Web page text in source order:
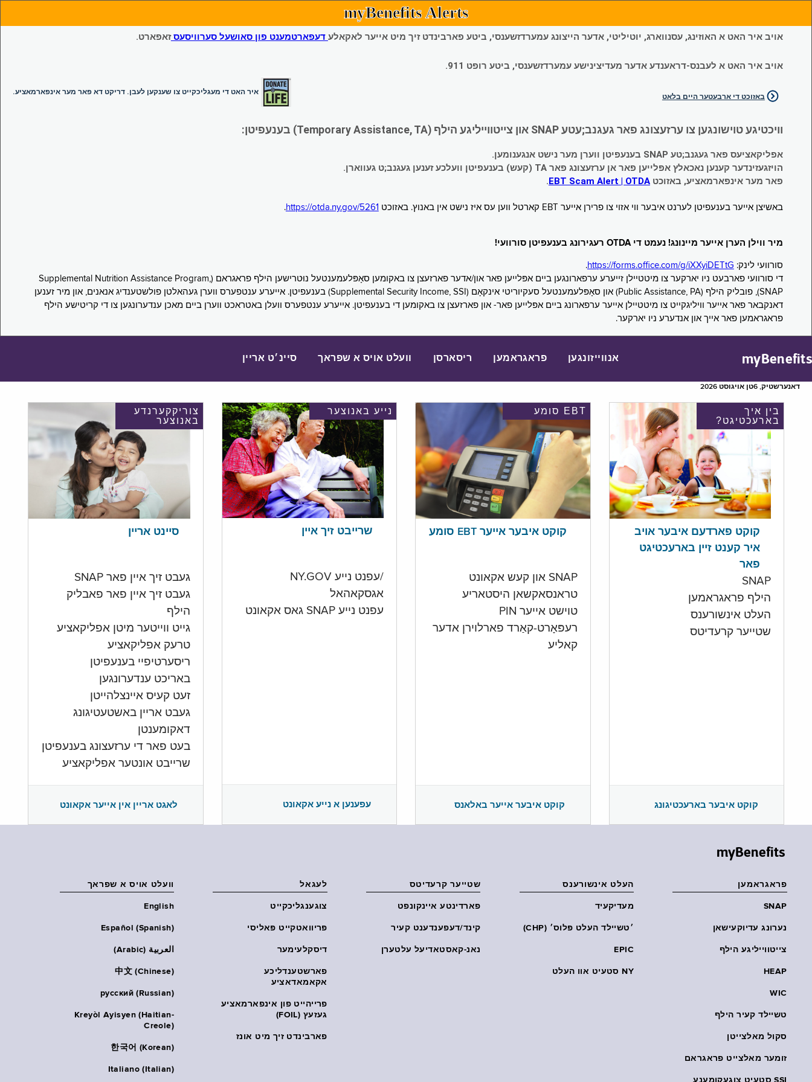
myBenefits Alerts
אויב איר האט א האוזינג, עסנווארג, יוטיליטי, אדער הייצונג עמערדזשענסי, ביטע פארבינדט זיך מיט אייער לאקאלע דעפארטמענט פון סאושעל סערוויסעסזאפארט.
אויב איר האט א לעבנס-דראענדע אדער מעדיצינישע עמערדזשענסי, ביטע רופט 911.
איר האט די מעגליכקייט צו שענקען לעבן. דריקט דא פאר מער אינפארמאציע.
באזוכט די ארבעטער היים בלאט
וויכטיגע טוישונגען צו ערזעצונג פאר געגנב;עטע SNAP און צייטווייליגע הילף (Temporary Assistance, TA) בענעפיטן:
אפליקאציעס פאר געגנב;טע SNAP בענעפיטן ווערן מער נישט אנגענומען.
הויזגעזינדער קענען נאכאלץ אפּלייען פאר אן ערזעצונג פאר TA (קעש) בענעפיטן וועלכע זענען געגנב;ט געווארן.
פאר מער אינפארמאציע, באזוכטEBT Scam Alert | OTDA
.
באשיצן אייער בענעפיטן לערנט איבער ווי אזוי צו פרירן אייער EBT קארטל ווען עס איז נישט אין באנוץ. באזוכט https://otda.ny.gov/5261
.
מיר ווילן הערן אייער מיינונג! נעמט די OTDA רעגירונג בענעפיטן סורוועי!
סורוועי לינק: https://forms.office.com/g/iXXyiDETtG
.
די סורוועי פארבעט ניו יארקער צו מיטטיילן זייערע ערפארונגען ביים אפּלייען פאר און/אדער פארזעצן צו באקומען סאָפּלעמענטעל נוּטרישען הילף פראגראם (Supplemental Nutrition Assistance Program,
SNAP), פובליק הילף (Public Assistance, PA) און סאָפּלעמענטעל סעקיוריטי אינקאָם (Supplemental Security Income, SSI) בענעפיטן. אייערע ענטפערס ווערן געהאלטן פולשטענדיג אנאנים, און מיר זענען
דאנקבאר פאר אייער וויליגקייט צו מיטטיילן אייער ערפארונג ביים אפּלייען פאר- און פארזעצן צו באקומען די בענעפיטן. אייערע ענטפערס וועלן באטראכט ווערן ביים מאכן ענדערונגען צו די קריטישע הילף
פראגראמען פאר אייך און אנדערע ניו יארקער.
myBenefits אנווייזונגען פראגראמען ריסארסן וועלט אויס א שפראך סיינ׳ט אריין
דאנערשטיק, 6טן אויגוסט 2026
צוריקקערנדע
באנוצער
סיינט אריין
געבט זיך איין פאר SNAP
געבט זיך איין פאר פאבליק
הילף
גייט ווייטער מיטן אפליקאציע
טרעק אפליקאציע
ריסערטיפיי בענעפיטן
באריכט ענדערונגען
זעט קעיס איינצלהייטן
געבט אריין באשטעטיגונג
דאקומענטן
בעט פאר די ערזעצונג בענעפיטן
שרייבט אונטער אפליקאציע
לאגט אריין אין אייער אקאונט
נייע באנוצער
שרייבט זיך איין
/עפנט נייע NY.GOV
אגסקאהאל
עפנט נייע SNAP גאס אקאונט
עפענען א נייע אקאונט
EBT סומע
קוקט איבער אייער EBT סומע
SNAP און קעש אקאונט
טראנסאקשאן היסטאריע
טוישט אייער PIN
רעפּאָרט-קאַרד פארלוירן אדער
קאליע
קוקט איבער אייער באלאנס
בין איך
בארעכטיגט?
קוקט פארדעם איבער אויב
איר קענט זיין בארעכטיגט
פאר
SNAP
הילף פראגראמען
העלט אינשורענס
שטייער קרעדיטס
קוקט איבער בארעכטיגונג
myBenefits
פראגראמען
SNAP
נערונג עדיוקעישאן
צייטווייליגע הילף
HEAP
WIC
טשיילד קעיר הילף
סקול מאלצייטן
זומער מאלצייט פראגראם
SSI סטעיט צוגעקומענע
העלט אינשורענס
מעדיקעיד
׳טשיילד העלט פּלוס׳ (CHP)
EPIC
NY סטעיט אוו העלט
שטייער קרעדיטס
פארדינטע איינקונפט
קינד/דעפענדענט קעיר
נאנ-קאסטאדיעל עלטערן
לעגאל
צוגענגליכקייט
פּריוואטקייט פּאליסי
דיסקלעימער
פארשטענדליכע
אקאמאדאציע
פרייהייט פון אינפארמאציע
געזעץ (FOIL)
פארבינדט זיך מיט אונז
וועלט אויס א שפראך
English
Español (Spanish)
العربية (Arabic)
中文 (Chinese)
русский (Russian)
Kreyòl Ayisyen (Haitian-
Creole)
한국어 (Korean)
Italiano (Italian)